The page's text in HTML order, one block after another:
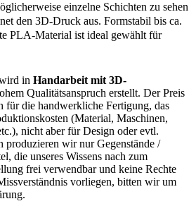
einzelne Schichten zu sehen
den 3D-Druck aus. Formstabil bis ca.
PLA-Material ist ideal gewählt für
in Handarbeit mit 3D-
Qualitätsanspruch erstellt. Der Preis
für die handwerkliche Fertigung, das
(Material, Maschinen,
nicht aber für Design oder evtl.
produzieren wir nur Gegenstände /
die unseres Wissens nach zum
frei verwendbar und keine Rechte
vorliegen, bitten wir um